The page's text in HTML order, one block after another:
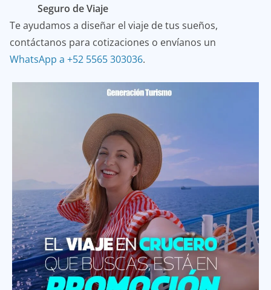
Seguro de Viaje
Te ayudamos a diseñar el viaje de tus sueños,
contáctanos para cotizaciones o envíanos un
WhatsApp a +52 5565 303036.